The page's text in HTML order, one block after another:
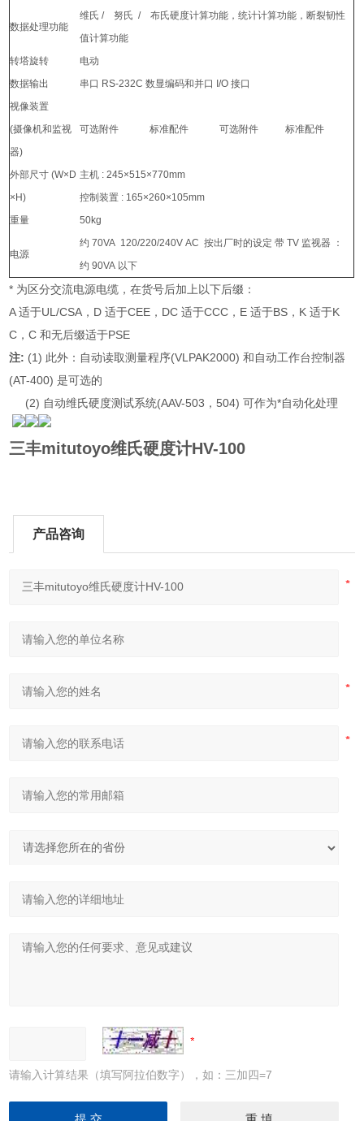
数据处理功能
维氏 / 努氏 / 布氏硬度计算功能，统计计算功能，断裂韧性
值计算功能
转塔旋转
电动
数据输出
串口 RS-232C 数显编码和并口 I/O 接口
视像装置
(摄像机和监视
器)
可选附件 标准配件 可选附件 标准配件
外部尺寸 (W×D
×H)
主机 : 245×515×770mm
控制装置 : 165×260×105mm
重量
50kg
电源
约 70VA 120/220/240V AC 按出厂时的设定 带 TV 监视器 ：
约 90VA 以下
* 为区分交流电源电缆，在货号后加上以下后缀：
A 适于UL/CSA，D 适于CEE，DC 适于CCC，E 适于BS，K 适于K
C，C 和无后缀适于PSE
注: (1) 此外：自动读取测量程序(VLPAK2000) 和自动工作台控制器
(AT-400) 是可选的
(2) 自动维氏硬度测试系统(AAV-503，504) 可作为*自动化处理
三丰mitutoyo维氏硬度计HV-100
产品咨询
请输入计算结果（填写阿拉伯数字），如：三加四=7